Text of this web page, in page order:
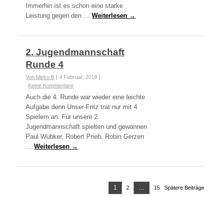
Immerhin ist es schon eine starke
Leistung gegen den …Weiterlesen →
2. Jugendmannschaft
Runde 4
Von Mirko B
4 Februar, 2018
Keine Kommentare
Auch die 4. Runde war wieder eine leichte
Aufgabe denn Unser-Fritz trat nur mit 4
Spielern an. Für unsere 2.
Jugendmannschaft spielten und gewannen
Paul Wübker, Robert Prieb, Robin Gerzen
…Weiterlesen →
Page
1 Page
2 … Page
15 Spätere Beiträge